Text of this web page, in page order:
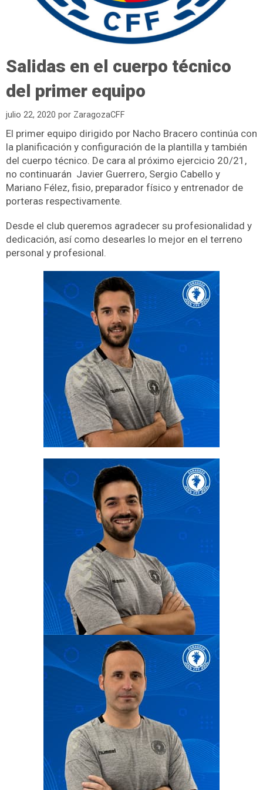
Salidas en el cuerpo técnico
del primer equipo
julio 22, 2020 por ZaragozaCFF
El primer equipo dirigido por Nacho Bracero continúa con
la planificación y configuración de la plantilla y también
del cuerpo técnico. De cara al próximo ejercicio 20/21,
no continuarán Javier Guerrero, Sergio Cabello y
Mariano Félez, fisio, preparador físico y entrenador de
porteras respectivamente.
Desde el club queremos agradecer su profesionalidad y
dedicación, así como desearles lo mejor en el terreno
personal y profesional.